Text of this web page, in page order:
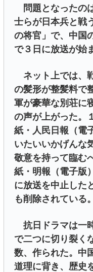
問題となったの
士らが日本兵と戦
の将官」で、中国
で３日に放送が始
ネット上では、
の髪形が整髪料で
軍が豪華な別荘に
の声が上がった。
紙・人民日報（電
いたいいかげんな
敬意を持って臨む
紙・明報（電子版
に放送を中止した
も削除されている。
抗日ドラマは一
で二つに切り裂く
数、作られた。中
道理に背き、歴史